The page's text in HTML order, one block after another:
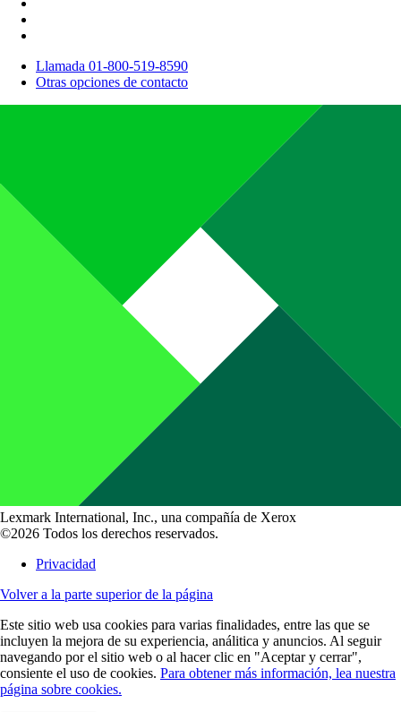
Llamada 01-800-519-8590
Otras opciones de contacto
Lexmark International, Inc., una compañía de Xerox
©2026 Todos los derechos reservados.
Privacidad
Volver a la parte superior de la página
Este sitio web usa cookies para varias finalidades, entre las que se
incluyen la mejora de su experiencia, análitica y anuncios. Al seguir
navegando por el sitio web o al hacer clic en "Aceptar y cerrar",
consiente el uso de cookies. Para obtener más información, lea nuestra
página sobre cookies.